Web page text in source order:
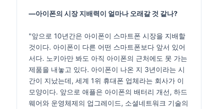
―아이폰의 시장 지배력이 얼마나 오래갈 것 같나?
"앞으로 10년간은 아이폰이 스마트폰 시장을 지배할
것이다. 아이폰이 다른 어떤 스마트폰보다 앞서 있어
서다. 노키아만 봐도 아직 아이폰의 근처에도 못 가는
제품을 내놓고 있다. 아이폰이 나온 지 3년이라는 시
간이 지났는데, 세계 1위 휴대폰 업체라는 회사가 이
모양이다. 앞으로 애플은 아이폰의 배터리 개선, 하드
웨어와 운영체제의 업그레이드, 소셜네트워크 기술의